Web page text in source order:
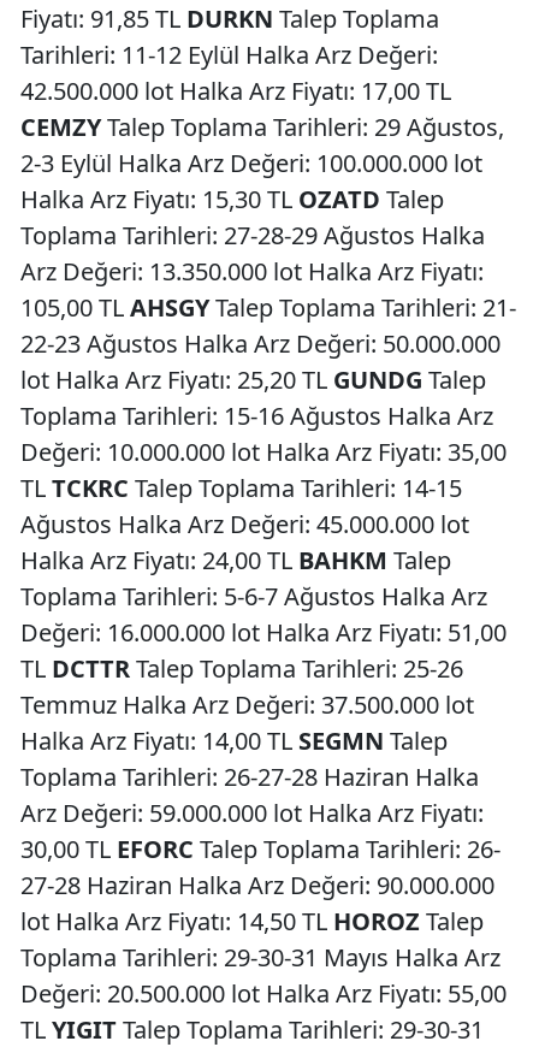
Fiyatı: 91,85 TL DURKN Talep Toplama
Tarihleri: 11-12 Eylül Halka Arz Değeri:
42.500.000 lot Halka Arz Fiyatı: 17,00 TL
CEMZYTalep Toplama Tarihleri: 29 Ağustos,
2-3 Eylül Halka Arz Değeri: 100.000.000 lot
Halka Arz Fiyatı: 15,30 TL OZATD Talep
Toplama Tarihleri: 27-28-29 Ağustos Halka
Arz Değeri: 13.350.000 lot Halka Arz Fiyatı:
105,00 TLAHSGYTalep Toplama Tarihleri: 21-
22-23 Ağustos Halka Arz Değeri: 50.000.000
lot Halka Arz Fiyatı: 25,20 TL GUNDG Talep
Toplama Tarihleri: 15-16 Ağustos Halka Arz
Değeri: 10.000.000 lot Halka Arz Fiyatı: 35,00
TLTCKRC Talep Toplama Tarihleri: 14-15
Ağustos Halka Arz Değeri: 45.000.000 lot
Halka Arz Fiyatı: 24,00 TL BAHKM Talep
Toplama Tarihleri: 5-6-7 Ağustos Halka Arz
Değeri: 16.000.000 lot Halka Arz Fiyatı: 51,00
TL DCTTRTalep Toplama Tarihleri: 25-26
Temmuz Halka Arz Değeri: 37.500.000 lot
Halka Arz Fiyatı: 14,00 TL SEGMN Talep
Toplama Tarihleri: 26-27-28 Haziran Halka
Arz Değeri: 59.000.000 lot Halka Arz Fiyatı:
30,00 TL EFORC Talep Toplama Tarihleri: 26-
27-28 Haziran Halka Arz Değeri: 90.000.000
lot Halka Arz Fiyatı: 14,50 TL HOROZ Talep
Toplama Tarihleri: 29-30-31 Mayıs Halka Arz
Değeri: 20.500.000 lot Halka Arz Fiyatı: 55,00
TLYIGITTalep Toplama Tarihleri: 29-30-31